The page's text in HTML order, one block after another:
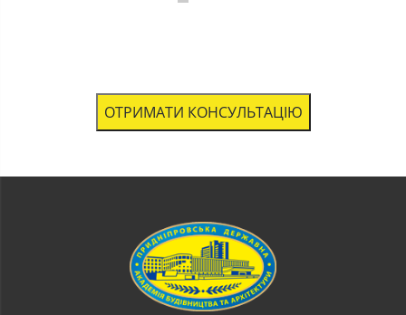
ОТРИМАТИ КОНСУЛЬТАЦІЮ